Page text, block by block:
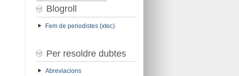
Blogroll
Fem de periodistes (xtec)
Per resoldre dubtes
Abreviacions